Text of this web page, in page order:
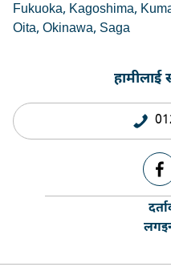
Fukuoka Kagoshima
Oita Okinawa Saga
हामीलाई